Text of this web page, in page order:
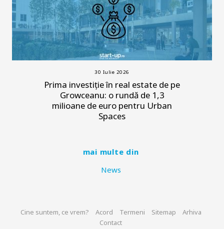
30 Iulie 2026
Prima investiție în real estate de pe
Growceanu: o rundă de 1,3
milioane de euro pentru Urban
Spaces
mai multe din
News
Cine suntem, ce vrem? Acord Termeni Sitemap
Arhiva
Contact